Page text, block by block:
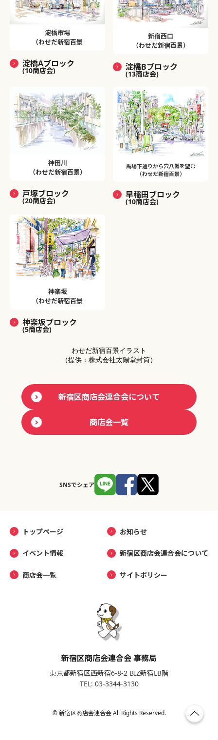
淀橋市場
（わせだ新宿百景
淀橋Aブロック
(10商店会)
新宿西口
（わせだ新宿百景）
淀橋Bブロック
(13商店会)
神田川
（わせだ新宿百景）
戸塚ブロック
(20商店会)
馬場下通りから穴八幡を望む
（わせだ新宿百景）
早稲田ブロック
(10商店会)
神楽坂
（わせだ新宿百景
神楽坂ブロック
(5商店会)
わせだ新宿百景イラスト
（提供：株式会社太陽堂封筒）
新宿区商店会連合会について
商店会一覧
SNSでシェア
トップページ お知らせ
イベント情報 新宿区商店会連合会について
商店会一覧 サイトポリシー
新宿区商店会連合会 事務局
東京都新宿区西新宿6-8-2 BIZ新宿LB階
TEL: 03-3344-3130
© 新宿区商店会連合会 All Rights Reserved.